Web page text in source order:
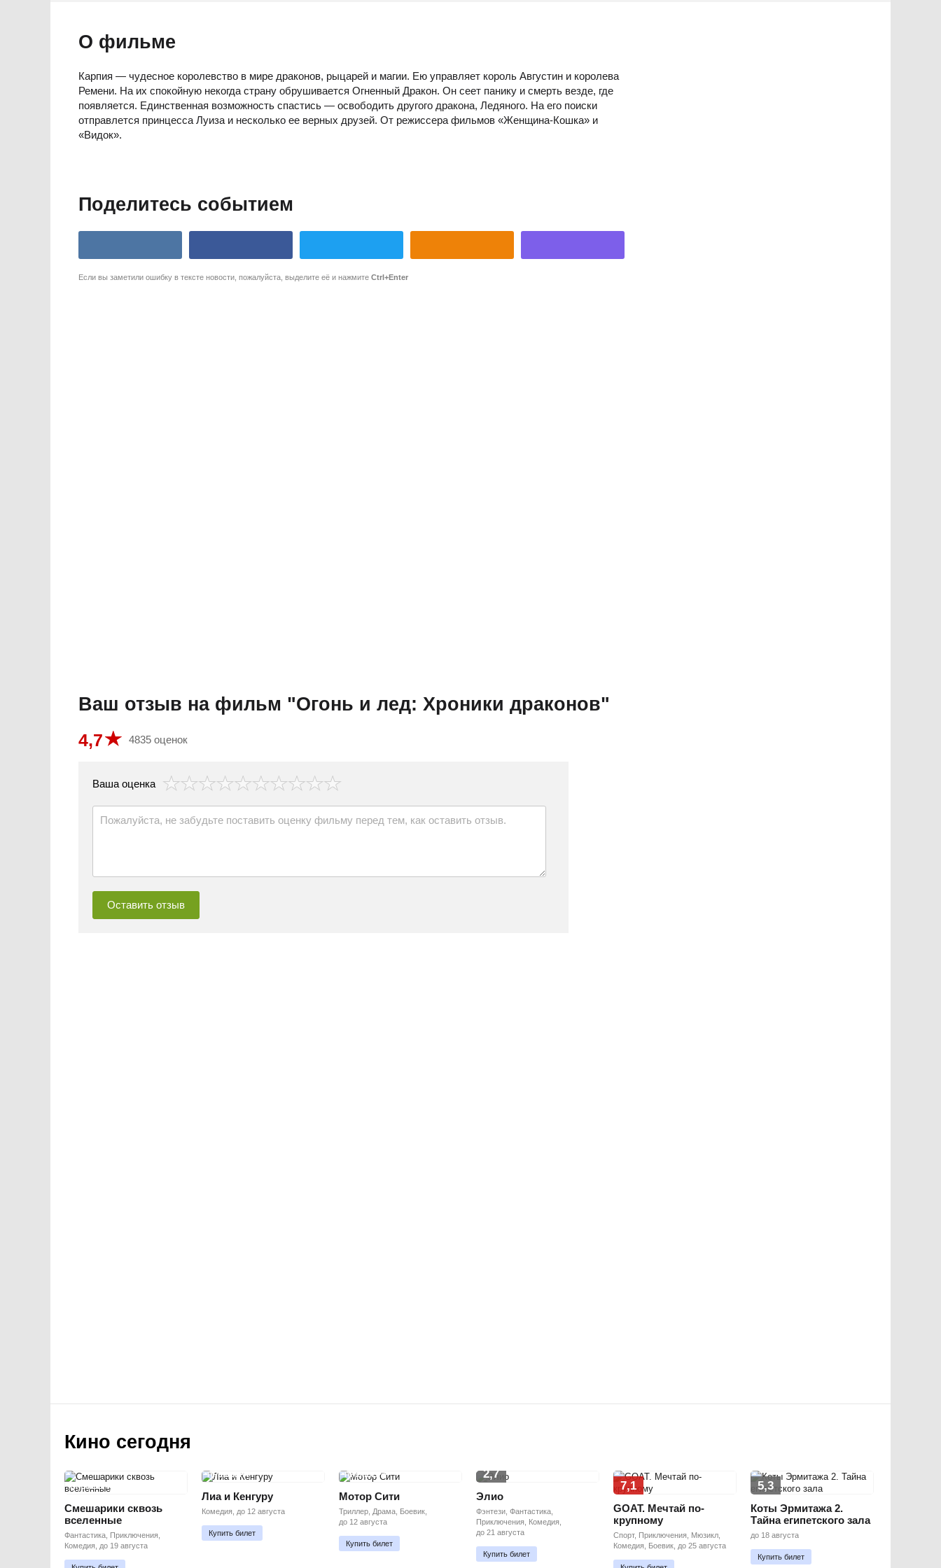
О фильме
Карпия — чудесное королевство в мире драконов, рыцарей и магии. Ею управляет король Августин и королева
Ремени. На их спокойную некогда страну обрушивается Огненный Дракон. Он сеет панику и смерть везде, где
появляется. Единственная возможность спастись — освободить другого дракона, Ледяного. На его поиски
отправлется принцесса Луиза и несколько ее верных друзей. От режиссера фильмов «Женщина-Кошка» и
«Видок».
Поделитесь событием
Если вы заметили ошибку в тексте новости, пожалуйста, выделите её и нажмите Ctrl+Enter
Ваш отзыв на фильм "Огонь и лед: Хроники драконов"
4,7 4835 оценок
Ваша оценка
Кино сегодня
ПРЕМЬЕРА
Смешарики сквозь
вселенные
Фантастика, Приключения,
Комедия, до 19 августа
ПРЕМЬЕРА
Лиа и Кенгуру
Комедия, до 12 августа
Купить билет
ПРЕМЬЕРА
Мотор Сити
Триллер, Драма, Боевик,
до 12 августа
Купить билет
2,7
Элио
Фэнтези, Фантастика,
Приключения, Комедия,
до 21 августа
Купить билет
7,1
GOAT. Мечтай по-
крупному
Спорт, Приключения, Мюзикл,
Комедия, Боевик, до 25 августа
5,3
Коты Эрмитажа 2.
Тайна египетского зала
до 18 августа
Купить билет